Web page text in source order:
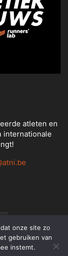
atleten en
internationale
onze site zo
gebruiken van
instemt.